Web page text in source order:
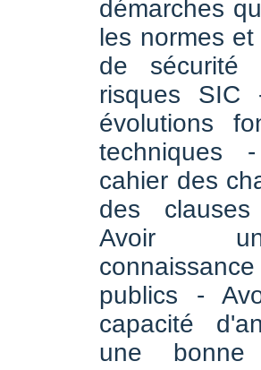
démarches
les normes
de sécurité
risques SIC
évolutions
techniques
cahier des
des
Avoir
publics -
capacité
une